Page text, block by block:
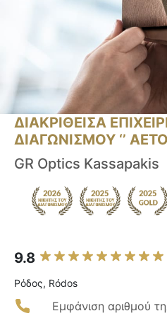
ΔΙΑΚΡΙΘΕΙΣΑ
ΔΙΑΓΩΝΙΣΜΟΥ ‘’ ΑΕΤΟΙ
GR Optics Kassapakis
9.8
Ρόδος, Ródos
Εμφάνιση αριθμού